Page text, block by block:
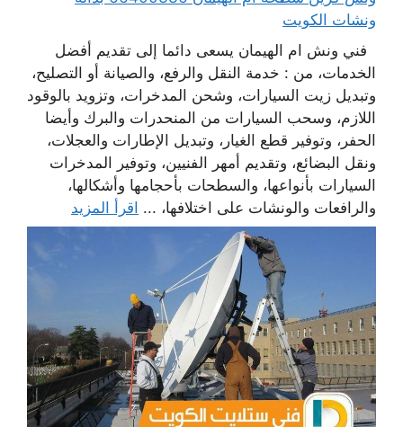
ونشات الكويت
فني ونش ام الهيمان يسعى دائما إلى تقديم أفضل
الخدمات، من : خدمة النقل والرفع، والصيانة أو التصليح،
وتبديل زيت السيارات، وشحن المدخرات، وتزويد بالوقود
اللازم، وسحب السيارات من المنحدرات والبرك وأيضا
الحفر، وتوفير قطع الغيار، وتبديل الإطارات والعجلات،
ونقل البضائع، وتقديم أمهر الفنيين، وتوفير المدخرات
السيارات بأنواعها، والسطحات بأحجامها وأشكالها،
والرافعات والونشات على اختلافها، ... اقرأ المزيد